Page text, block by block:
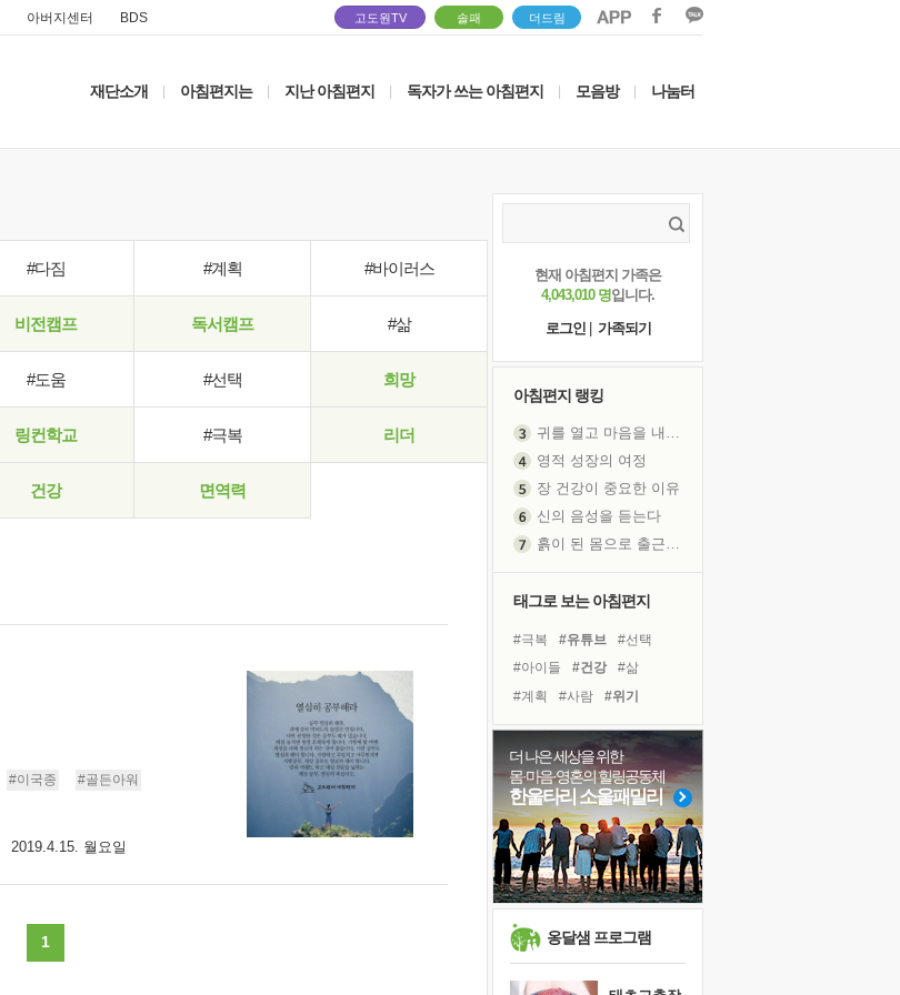
아버지센터 BDS 고도원TV 솔패 더드림
재단소개 아침편지는 지난 아침편지 독자가 쓰는 아침편지 모음방 나눔터
#다짐 #계획 #바이러스
비전캠프 독서캠프 #삶
#도움 #선택 희망
링컨학교 #극복 리더
건강 면역력
#이국종
#골든아워
2019.4.15. 월요일
1
현재 아침편지 가족은
4,043,010 명입니다.
로그인
가족되기
아침편지 랭킹
귀를 열고 마음을 내어주고
영적 성장의 여정
장 건강이 중요한 이유
신의 음성을 듣는다
흙이 된 몸으로 출근하는 여자
졸업식 사진을 보며
극심한 변비, 어깨결림, 수면 장애
아픈 아버지를 위한 공간 설계
슬럼프
보고 싶은 어머니
유년 시절의 부산 영도 바다
못된 꼰대들
희망이란
'모른다'는 것
태그로 보는 아침편지
#극복 #유튜브
#선택
#아이들
#건강
#삶
#계획
#사람
#위기
#독서
#바이러스
#경험
#명상
#독서캠프
#나눔
#도움
#리더
#힐링
#다짐
#친구
#면역력
#희망
더 나은 세상을 위한
몸·마음·영혼의 힐링공동체
한울타리 소울패밀리
옹달샘 프로그램